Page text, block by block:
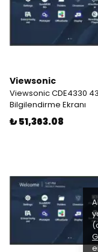
Viewsonic
Viewsonic CDE4330
Bilgilendirme Ekranı
₺ 51,363.08